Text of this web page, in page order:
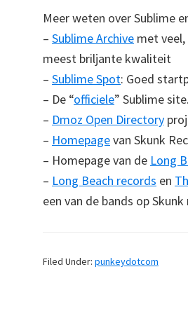
Meer weten over Sublime
– Sublime Archive met
meest briljante kwaliteit
– Sublime Spot: Goed
– De “officiele” Sublime
– Dmoz Open Directory
– Homepagevan Skunk
– Homepage van de Long
– Long Beach records en
een van de bands op
Filed Under: punkeydotcom